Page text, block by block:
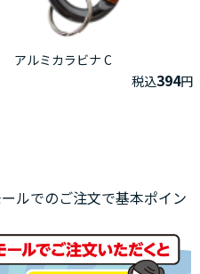
アルミカラビナ C
税込394円
ルでのご注文で基本ポイン